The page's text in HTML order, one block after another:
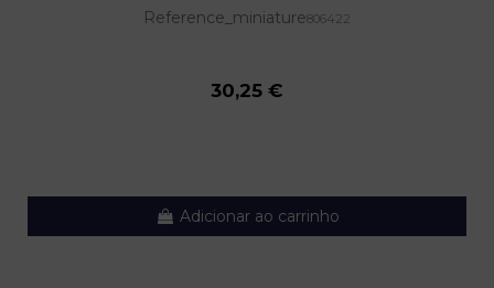
Reference_miniature806422
30,25 €
Adicionar ao carrinho